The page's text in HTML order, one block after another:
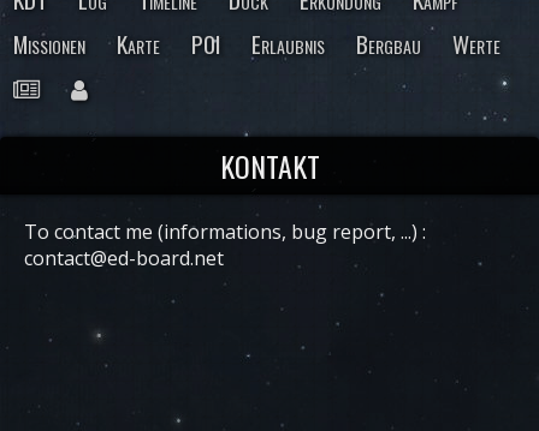
Missionen
Karte POI Erlaubnis Bergbau Werte
KONTAKT
To contact me (informations, bug report, ...) :
contact@ed-board.net